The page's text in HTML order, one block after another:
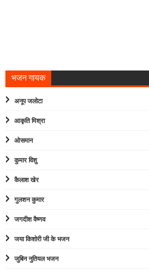
भजन गायक
अनूप जलोटा
आकृति मिश्रा
ओसमान
कुमार विशु
कैलाश खेर
गुलशन कुमार
जगदीश वैष्णव
जया किशोरी जी के भजन
जुबिन नुतियल भजन